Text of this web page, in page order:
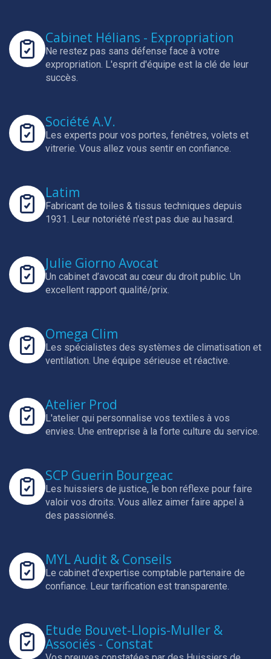
Cabinet Hélians - Expropriation
Ne restez pas sans défense face à votre
expropriation. L'esprit d'équipe est la clé de leur
succès.
Société A.V.
Les experts pour vos portes, fenêtres, volets et
vitrerie. Vous allez vous sentir en confiance.
Latim
Fabricant de toiles & tissus techniques depuis
1931. Leur notoriété n'est pas due au hasard.
Julie Giorno Avocat
Un cabinet d’avocat au cœur du droit public. Un
excellent rapport qualité/prix.
Omega Clim
Les spécialistes des systèmes de climatisation et
ventilation. Une équipe sérieuse et réactive.
Atelier Prod
L'atelier qui personnalise vos textiles à vos
envies. Une entreprise à la forte culture du service.
SCP Guerin Bourgeac
Les huissiers de justice, le bon réflexe pour faire
valoir vos droits. Vous allez aimer faire appel à
des passionnés.
MYL Audit & Conseils
Le cabinet d'expertise comptable partenaire de
confiance. Leur tarification est transparente.
Etude Bouvet-Llopis-Muller &
Associés - Constat